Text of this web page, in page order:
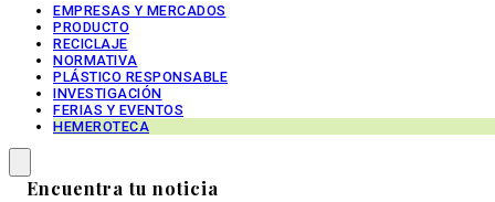
EMPRESAS Y MERCADOS
PRODUCTO
RECICLAJE
NORMATIVA
PLÁSTICO RESPONSABLE
INVESTIGACIÓN
FERIAS Y EVENTOS
HEMEROTECA
Encuentra tu noticia